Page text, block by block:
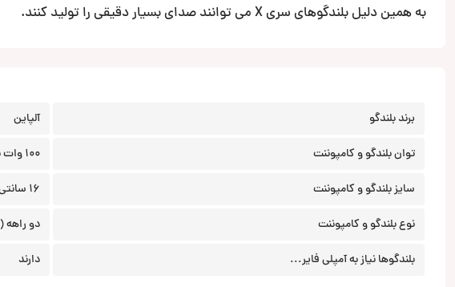
به همین دلیل بلندگوهای سری X می توانند صدای بسیار دقیقی را تولید کنند.
برند بلندگو آلپاین
توان بلندگو و کامپوننت 100 وات به بالا
سایز بلندگو و کامپوننت 16 سانتی
نوع بلندگو و کامپوننت دو راهه (2way), های رزولوشن (high resolution audio)
بلندگوها نیاز به آمپلی فایر... دارند